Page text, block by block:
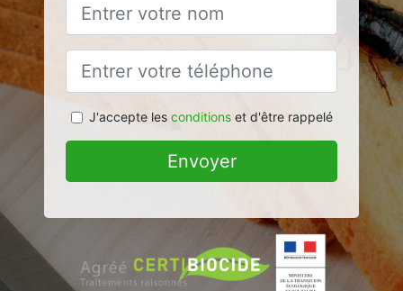
J'accepte les conditionset d'être rappelé
Envoyer